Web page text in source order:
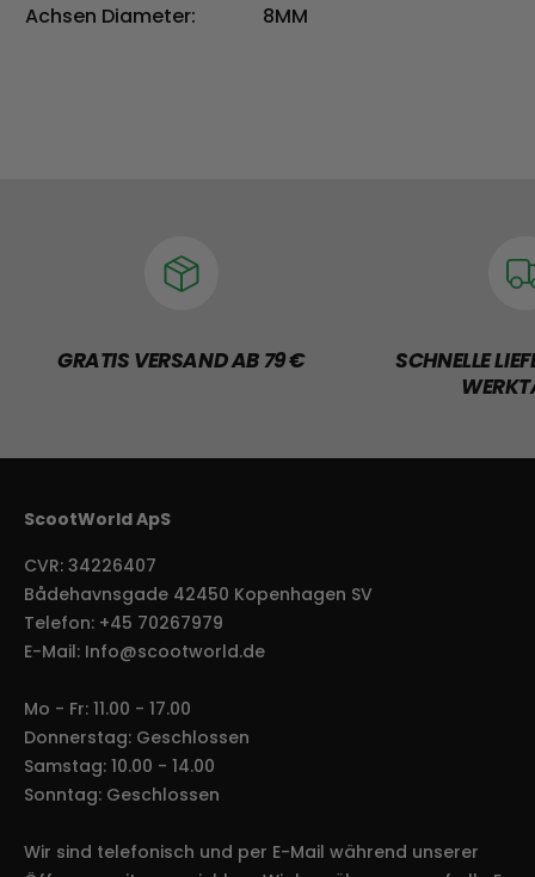
Achsen Diameter:
8MM
GRATIS VERSAND AB 79 €
SCHNELLE
ScootWorld ApS
CVR: 34226407
Bådehavnsgade 42450 Kopenhagen SV
Telefon: +45 70267979
E-Mail: Info@scootworld.de
Mo - Fr: 11.00 - 17.00
Donnerstag: Geschlossen
Samstag: 10.00 - 14.00
Sonntag: Geschlossen
Wir sind telefonisch und per E-Mail während unserer